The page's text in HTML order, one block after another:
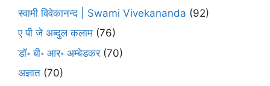
स्वामी विवेकानन्द | Swami Vivekananda (92)
ए पी जे अब्दुल कलाम (76)
डॉ॰ बी॰ आर॰ अम्बेडकर(70)
अज्ञात (70)